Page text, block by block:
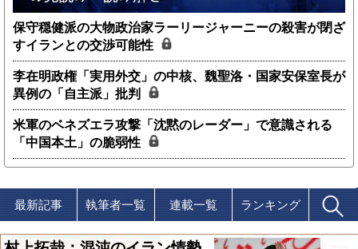
保守穏健派の大物政治家ラーリージャーニーの殺害が閉ざ
すイランとの交渉可能性
李在明政権「実用外交」の中核、魏聖洛・国家安保室長が
異例の「自主派」批判
米軍のベネズエラ攻撃「沈黙のレーダー」で意識される
「中国本土」の脆弱性
最新記事 執筆者一覧 連載一覧 ランキング